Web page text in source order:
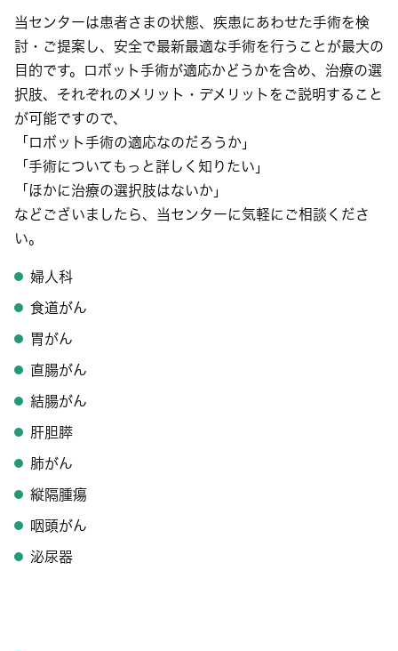
当センターは患者さまの状態、疾患にあわせた手術を検
討・ご提案し、安全で最新最適な手術を行うことが最大の
目的です。ロボット手術が適応かどうかを含め、治療の選
択肢、それぞれのメリット・デメリットをご説明すること
が可能ですので、
「ロボット手術の適応なのだろうか」
「手術についてもっと詳しく知りたい」
「ほかに治療の選択肢はないか」
などございましたら、当センターに気軽にご相談くださ
い。
婦人科
食道がん
胃がん
直腸がん
結腸がん
肝胆膵
肺がん
縦隔腫瘍
咽頭がん
泌尿器